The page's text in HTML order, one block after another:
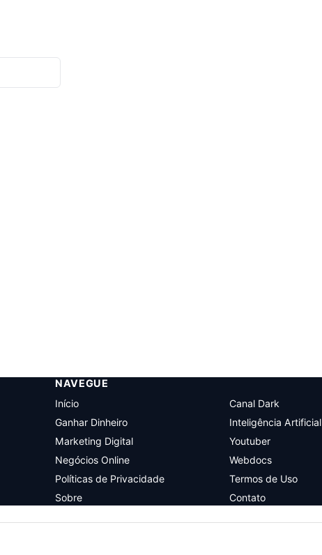
NAVEGUE
Início
Canal Dark
Ganhar Dinheiro
Inteligência Artificial
Marketing Digital
Youtuber
Negócios Online
Webdocs
Políticas de Privacidade
Termos de Uso
Sobre
Contato